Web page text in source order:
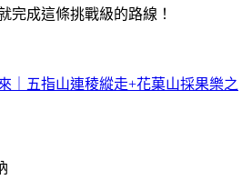
完成這條挑戰級的路線！
｜五指山連稜縱走+花菓山採果樂之